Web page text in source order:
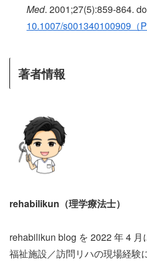
Med. 2001;27(5):859-864.
10.1007/s001340100909（
著者情報
rehabilikun（理学療法士）
rehabilikun blog を 2022 年 4
福祉施設／訪問リハの現場経験